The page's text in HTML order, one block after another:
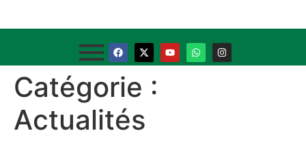
Catégorie :
Actualités